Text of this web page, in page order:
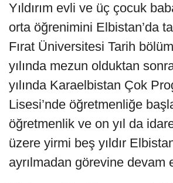
Yıldırım evli ve üç çocuk
orta öğrenimini Elbistan’da
Fırat Üniversitesi Tarih
yılında mezun olduktan
yılında Karaelbistan Çok
Lisesi’nde öğretmenliğe
öğretmenlik ve on yıl da
üzere yirmi beş yıldır
ayrılmadan görevine devam